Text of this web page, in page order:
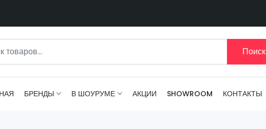
Поиск
БРЕНДЫ В ШОУРУМЕ АКЦИИ SHOWROOM КОНТАКТЫ